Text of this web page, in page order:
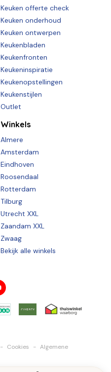
Keuken offerte check
Keuken onderhoud
Keuken ontwerpen
Keukenbladen
Keukenfronten
Keukeninspiratie
Keukenopstellingen
Keukenstijlen
Outlet
Winkels
Almere
Amsterdam
Eindhoven
Roosendaal
Rotterdam
Tilburg
Utrecht XXL
Zaandam XXL
Zwaag
Bekijk alle winkels
Cookies
Algemene